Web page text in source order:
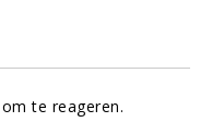
te reageren.